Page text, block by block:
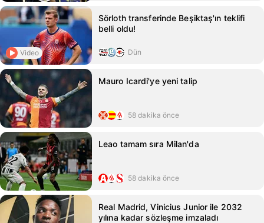
Video
Sörloth transferinde Beşiktaş'ın teklifi
belli oldu!
Dün
Mauro Icardi'ye yeni talip
58 dakika önce
Leao tamam sıra Milan'da
58 dakika önce
Real Madrid, Vinicius Junior ile 2032
yılına kadar sözleşme imzaladı